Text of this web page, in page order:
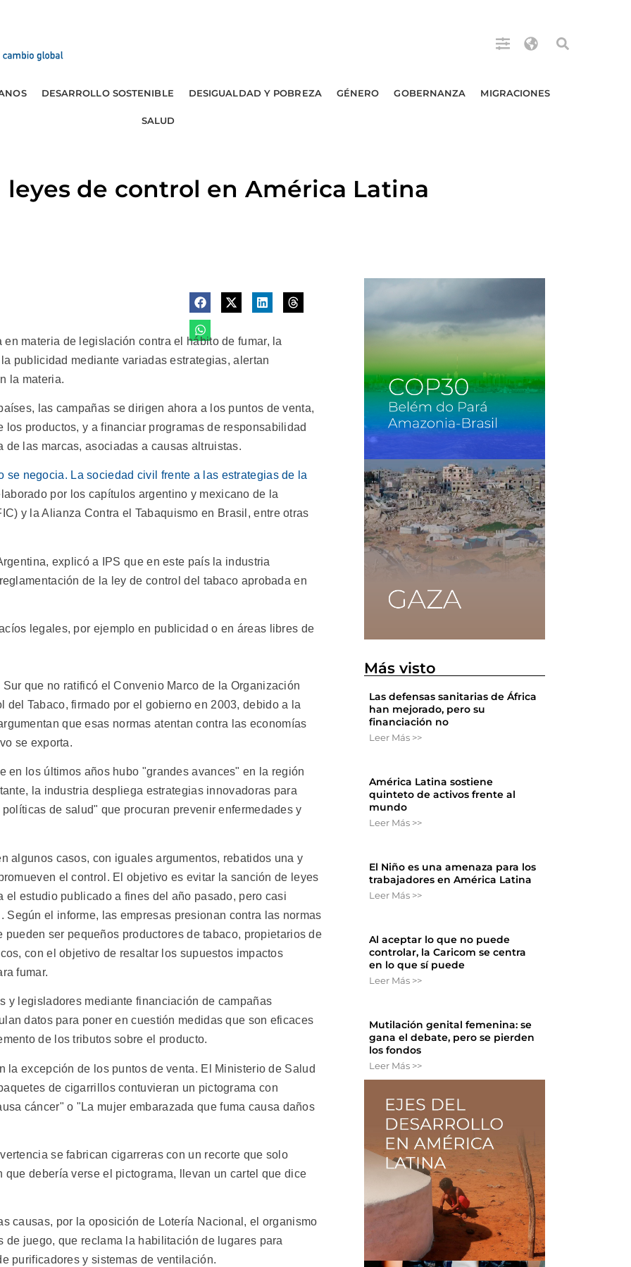
DESARROLLO SOSTENIBLE DESIGUALDAD Y POBREZA GÉNERO GOBERNANZA MIGRACIONES
SALUD
leyes de control en América Latina
materia de legislación contra el hábito de fumar, la
publicidad mediante variadas estrategias, alertan
la materia.
las campañas se dirigen ahora a los puntos de venta,
productos, y a financiar programas de responsabilidad
las marcas, asociadas a causas altruistas.
se negocia. La sociedad civil frente a las estrategias de la
por los capítulos argentino y mexicano de la
y la Alianza Contra el Tabaquismo en Brasil, entre otras
explicó a IPS que en este país la industria
de la ley de control del tabaco aprobada en
legales, por ejemplo en publicidad o en áreas libres de
que no ratificó el Convenio Marco de la Organización
Tabaco, firmado por el gobierno en 2003, debido a la
que esas normas atentan contra las economías
se exporta.
en los últimos años hubo "grandes avances" en la región
la industria despliega estrategias innovadoras para
de salud" que procuran prevenir enfermedades y
algunos casos, con iguales argumentos, rebatidos una y
el control. El objetivo es evitar la sanción de leyes
estudio publicado a fines del año pasado, pero casi
el informe, las empresas presionan contra las normas
ser pequeños productores de tabaco, propietarios de
con el objetivo de resaltar los supuestos impactos
fumar.
y legisladores mediante financiación de campañas
datos para poner en cuestión medidas que son eficaces
de los tributos sobre el producto.
excepción de los puntos de venta. El Ministerio de Salud
de cigarrillos contuvieran un pictograma con
cáncer" o "La mujer embarazada que fuma causa daños
se fabrican cigarreras con un recorte que solo
que debería verse el pictograma, llevan un cartel que dice
causas, por la oposición de Lotería Nacional, el organismo
de juego, que reclama la habilitación de lugares para
purificadores y sistemas de ventilación.
Más visto
Las defensas sanitarias de África
han mejorado, pero su
financiación no
Leer Más >>
América Latina sostiene
quinteto de activos frente al
mundo
Leer Más >>
El Niño es una amenaza para los
trabajadores en América Latina
Leer Más >>
Al aceptar lo que no puede
controlar, la Caricom se centra
en lo que sí puede
Leer Más >>
Mutilación genital femenina: se
gana el debate, pero se pierden
los fondos
Leer Más >>